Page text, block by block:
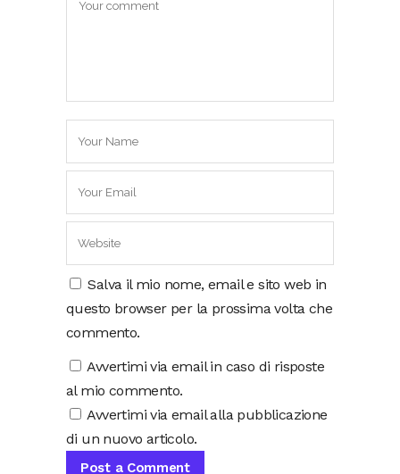
Salva il mio nome, email e sito web in
questo browser per la prossima volta che
commento.
Avvertimi via email in caso di risposte
al mio commento.
Avvertimi via email alla pubblicazione
di un nuovo articolo.